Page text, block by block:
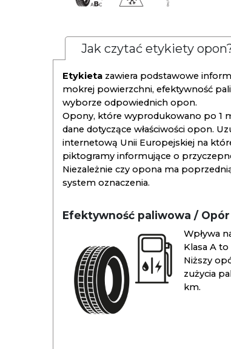
Jak czytać etykiety
Etykieta zawiera podstawowe
mokrej powierzchni, efektywność
wyborze odpowiednich opon.
Opony, które wyprodukowano po 1
dane dotyczące właściwości opon.
internetową Unii Europejskiej na
piktogramy informujące o
Niezależnie czy opona ma
system oznaczenia.
Efektywność paliwowa /
Wpływa
Klasa A
Niższy
zużycia
km.